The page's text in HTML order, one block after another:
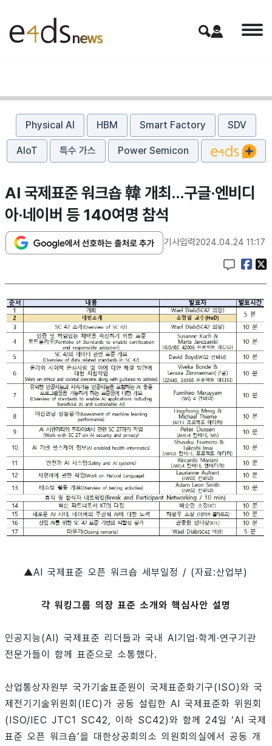
Physical AI HBM Smart Factory SDV
AIoT 특수 가스 Power Semicon
AI 국제표준 워크숍 韓 개최...구글·엔비디
아·네이버 등 140여명 참석
기사입력2024.04.24 11:17
▲AI 국제표준 오픈 워크숍 세부일정 / (자료:산업부)
각 워킹그룹 의장 표준 소개와 핵심사안 설명
인공지능(AI) 국제표준 리더들과 국내 AI기업·학계·연구기관
전문가들이 함께 표준으로 소통했다.
산업통상자원부 국가기술표준원이 국제표준화기구(ISO)와 국
제전기기술위원회(IEC)가 공동 설립한 AI 국제표준화 위원회
(ISO/IEC JTC1 SC42, 이하 SC42)와 함께 24일 ‘AI 국제
표준 오픈 워크숍’을 대한상공회의소 의원회의실에서 공동 개